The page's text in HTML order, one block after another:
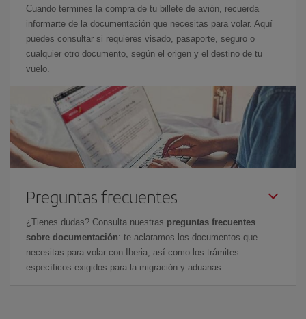
Cuando termines la compra de tu billete de avión, recuerda
informarte de la documentación que necesitas para volar. Aquí
puedes consultar si requieres visado, pasaporte, seguro o
cualquier otro documento, según el origen y el destino de tu
vuelo.
Preguntas frecuentes
¿Tienes dudas? Consulta nuestras preguntas frecuentes
sobre documentación: te aclaramos los documentos que
necesitas para volar con Iberia, así como los trámites
específicos exigidos para la migración y aduanas.